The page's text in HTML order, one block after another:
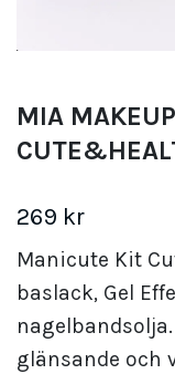
MIA
269 kr
Manicute Kit
baslack, Gel
glänsande och